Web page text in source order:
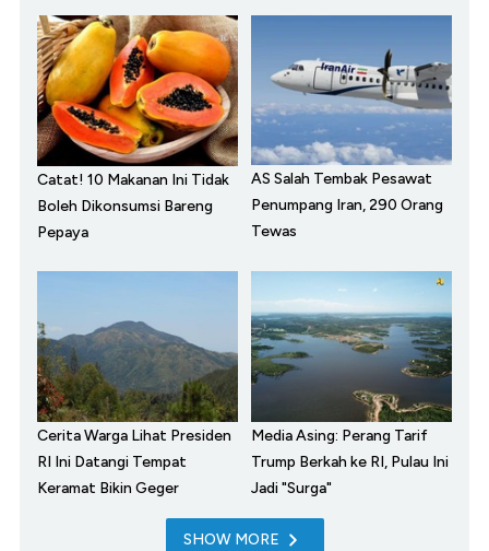
Catat! 10 Makanan Ini Tidak
Boleh Dikonsumsi Bareng
Pepaya
AS Salah Tembak Pesawat
Penumpang Iran, 290 Orang
Tewas
Cerita Warga Lihat Presiden
RI Ini Datangi Tempat
Keramat Bikin Geger
Media Asing: Perang Tarif
Trump Berkah ke RI, Pulau Ini
Jadi "Surga"
SHOW MORE